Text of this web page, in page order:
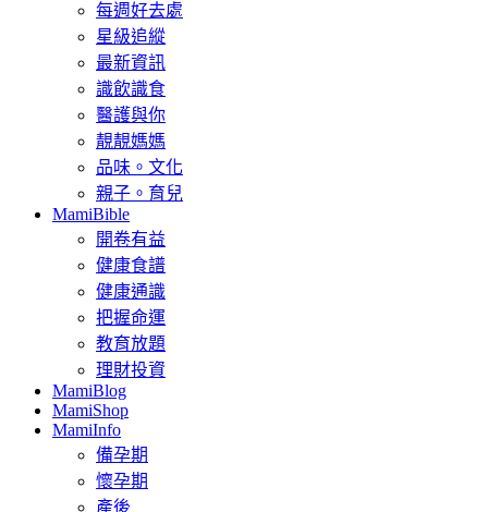
每週好去處
星級追縱
最新資訊
識飲識食
醫護與你
靚靚媽媽
品味。文化
親子。育兒
MamiBible
開卷有益
健康食譜
健康通識
把握命運
教育放題
理財投資
MamiBlog
MamiShop
MamiInfo
備孕期
懷孕期
產後